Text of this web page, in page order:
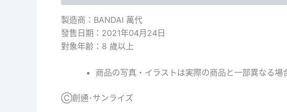
製造商：BANDAI 萬代
發售日期：2021年04月24日
對象年齢：8 歲以上
商品の写真・イラストは実際の商品と一部異なる場
Ⓒ創通･サンライズ